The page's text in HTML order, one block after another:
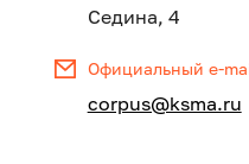
Седина, 4
Официальный e-
corpus@ksma.ru